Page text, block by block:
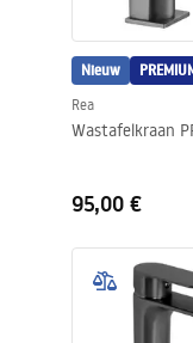
Keuken
Nieuw
Rea
Wastafelkraan
95,00 €